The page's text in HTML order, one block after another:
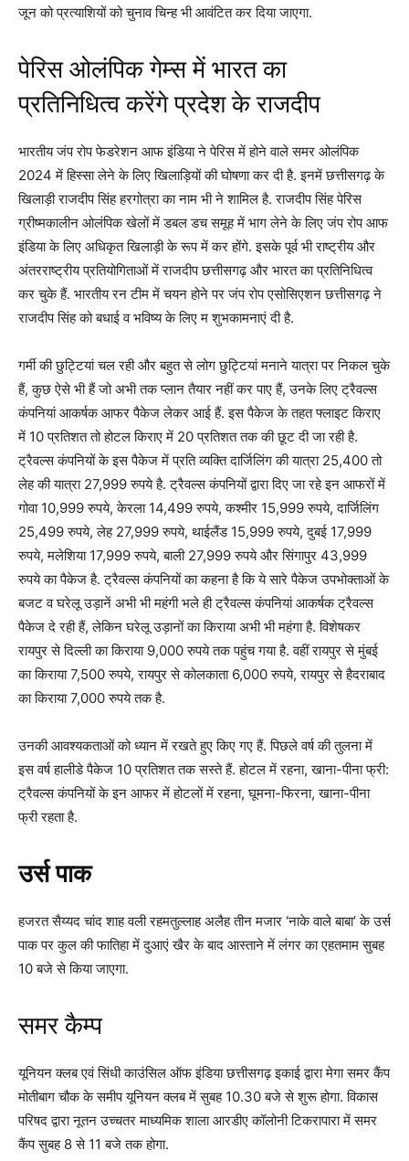
जून को प्रत्याशियों को चुनाव चिन्ह भी आवंटित कर दिया जाएगा.
पेरिस ओलंपिक गेम्स में भारत का
प्रतिनिधित्व करेंगे प्रदेश के राजदीप
भारतीय जंप रोप फेडरेशन आफ इंडिया ने पेरिस में होने वाले समर ओलंपिक
2024 में हिस्सा लेने के लिए खिलाड़ियों की घोषणा कर दी है. इनमें छत्तीसगढ़ के
खिलाड़ी राजदीप सिंह हरगोत्रा का नाम भी ने शामिल है. राजदीप सिंह पेरिस
ग्रीष्मकालीन ओलंपिक खेलों में डबल डच समूह में भाग लेने के लिए जंप रोप आफ
इंडिया के लिए अधिकृत खिलाड़ी के रूप में कर होंगे. इसके पूर्व भी राष्ट्रीय और
अंतरराष्ट्रीय प्रतियोगिताओं में राजदीप छत्तीसगढ़ और भारत का प्रतिनिधित्व
कर चुके हैं. भारतीय रन टीम में चयन होने पर जंप रोप एसोसिएशन छत्तीसगढ़ ने
राजदीप सिंह को बधाई व भविष्य के लिए म शुभकामनाएं दी है.
गर्मी की छुट्टियां चल रही और बहुत से लोग छुट्टियां मनाने यात्रा पर निकल चुके
हैं, कुछ ऐसे भी हैं जो अभी तक प्लान तैयार नहीं कर पाए हैं, उनके लिए ट्रैवल्स
कंपनियां आकर्षक आफर पैकेज लेकर आई हैं. इस पैकेज के तहत फ्लाइट किराए
में 10 प्रतिशत तो होटल किराए में 20 प्रतिशत तक की छूट दी जा रही है.
ट्रैवल्स कंपनियों के इस पैकेज में प्रति व्यक्ति दार्जिलिंग की यात्रा 25,400 तो
लेह की यात्रा 27,999 रुपये है. ट्रैवल्स कंपनियों द्वारा दिए जा रहे इन आफरों में
गोवा 10,999 रुपये, केरला 14,499 रुपये, कश्मीर 15,999 रुपये, दार्जिलिंग
25,499 रुपये, लेह 27,999 रुपये, थाईलैंड 15,999 रुपये, दुबई 17,999
रुपये, मलेशिया 17,999 रुपये, बाली 27,999 रुपये और सिंगापुर 43,999
रुपये का पैकेज है. ट्रैवल्स कंपनियों का कहना है कि ये सारे पैकेज उपभोक्ताओं के
बजट व घरेलू उड़ानें अभी भी महंगी भले ही ट्रैवल्स कंपनियां आकर्षक ट्रैवल्स
पैकेज दे रही हैं, लेकिन घरेलू उड़ानों का किराया अभी भी महंगा है. विशेषकर
रायपुर से दिल्ली का किराया 9,000 रुपये तक पहुंच गया है. वहीं रायपुर से मुंबई
का किराया 7,500 रुपये, रायपुर से कोलकाता 6,000 रुपये, रायपुर से हैदराबाद
का किराया 7,000 रुपये तक है.
उनकी आवश्यकताओं को ध्यान में रखते हुए किए गए हैं. पिछले वर्ष की तुलना में
इस वर्ष हालीडे पैकेज 10 प्रतिशत तक सस्ते हैं. होटल में रहना, खाना-पीना फ्री:
ट्रैवल्स कंपनियों के इन आफर में होटलों में रहना, घूमना-फिरना, खाना-पीना
फ्री रहता है.
उर्स पाक
हजरत सैय्यद चांद शाह वली रहमतुल्लाह अलैह तीन मजार ‘नाके वाले बाबा’ के उर्स
पाक पर कुल की फातिहा में दुआएं खैर के बाद आस्ताने में लंगर का एहतमाम सुबह
10 बजे से किया जाएगा.
समर कैम्प
यूनियन क्लब एवं सिंधी काउंसिल ऑफ इंडिया छत्तीसगढ़ इकाई द्वारा मेगा समर कैंप
मोतीबाग चौक के समीप यूनियन क्लब में सुबह 10.30 बजे से शुरू होगा. विकास
परिषद द्वारा नूतन उच्चतर माध्यमिक शाला आरडीए कॉलोनी टिकरापारा में समर
कैंप सुबह 8 से 11 बजे तक होगा.